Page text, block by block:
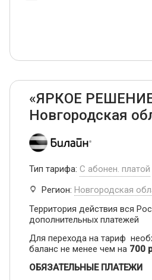
«ЯРКОЕ РЕШЕНИЕ
Новгородская
Тип тарифа: С абонен. платой
Регион: Новгородская
Территория действия вся
дополнительных платежей
Для перехода на тариф
баланс не менее чем на 700
ОБЯЗАТЕЛЬНЫЕ ПЛАТЕЖИ